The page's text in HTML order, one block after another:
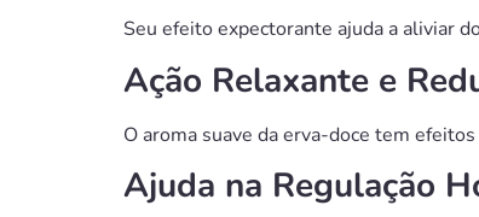
Seu efeito expectorante ajuda a aliviar
Ação Relaxante e
O aroma suave da erva-doce tem
Ajuda na Regulação